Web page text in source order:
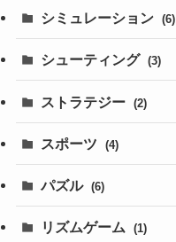
シミュレーション (6)
シューティング (3)
ストラテジー (2)
スポーツ (4)
パズル (6)
リズムゲーム (1)